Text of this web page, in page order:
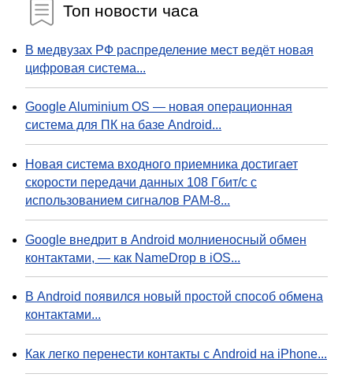
Топ новости часа
В медвузах РФ распределение мест ведёт новая
цифровая система...
Google Aluminium OS — новая операционная
система для ПК на базе Android...
Новая система входного приемника достигает
скорости передачи данных 108 Гбит/с с
использованием сигналов PAM-8...
Google внедрит в Android молниеносный обмен
контактами, — как NameDrop в iOS...
В Android появился новый простой способ обмена
контактами...
Как легко перенести контакты с Android на iPhone...